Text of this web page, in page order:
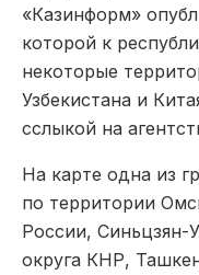
«Казинформ»
которой к
некоторые
Узбекистана и
сслыкой на
На карте одна из
по территории
России, Синьцзян-
округа КНР,